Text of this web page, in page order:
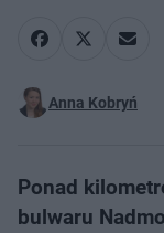
Anna Kobryń
Ponad
bulwaru